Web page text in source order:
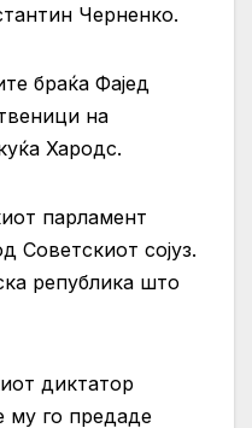
Черненко.
браќа Фајед
на
Хародс.
парламент
Советскиот сојуз.
република што
диктатор
му го предаде